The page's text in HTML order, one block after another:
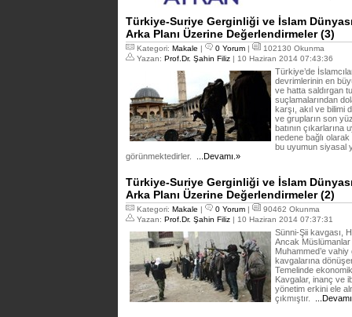
Türkiye-Suriye Gerginliği ve İslam
Arka Planı Üzerine Değerlendirmeler (3)
Kategori: Makale | 0 Yorum |
102130 Okunma
Yazan: Prof.Dr. Şahin Filiz | 10 Haziran 2014 07:43:36
Türkiye’de
devrimlerinin en
ve hatta saldırgan
suçlamalarından
karşı, akıl ve bilimi
ve grupların son
batının çıkarlarına
nedene bağlı
bu uyumun siyasal
görünmektedirler.
...Devamı.»
Türkiye-Suriye Gerginliği ve İslam
Arka Planı Üzerine Değerlendirmeler (2)
Kategori: Makale | 0 Yorum |
90462 Okunma
Yazan: Prof.Dr. Şahin Filiz | 10 Haziran 2014 07:37:31
Sünni-Şii kavgası,
Ancak Müslümanlar
Muhammed’e
kavgalarına
Temelinde
Kavgalar, inanç ve
yönetim erkini ele
çıkmıştır.